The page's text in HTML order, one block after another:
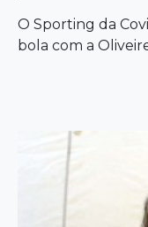
O Sporting da
bola com a